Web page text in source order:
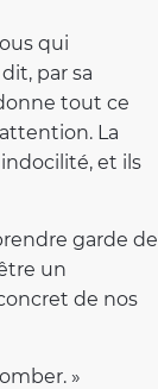
qui
par sa
tout ce
La
et ils
garde de
un
de nos
»